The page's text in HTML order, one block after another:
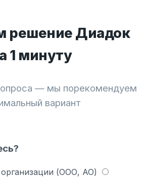
решение Диадок
1 минуту
— мы порекомендуем
вариант
(ООО, АО)